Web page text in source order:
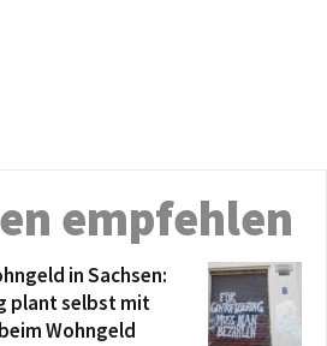
empfehlen
in Sachsen:
plant selbst mit
Wohngeld